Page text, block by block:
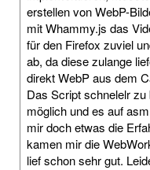
erstellen von WebP-
mit Whammy.js das
für den Firefox zuviel
ab, da diese zulange
direkt WebP aus dem
Das Script schnelelr
möglich und es auf
mir doch etwas die
kamen mir die
lief schon sehr gut.